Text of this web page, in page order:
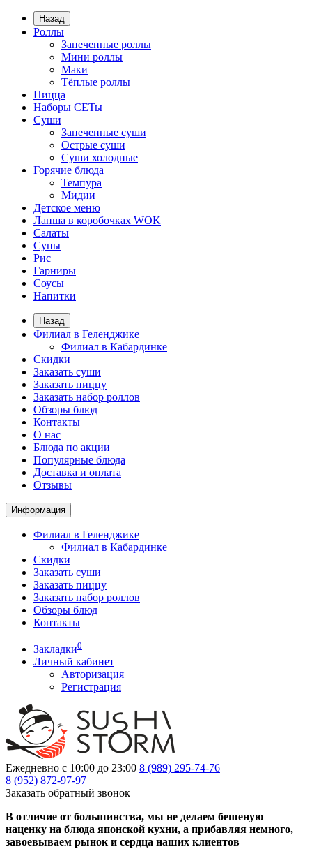
Назад
Роллы
Запеченные роллы
Мини роллы
Маки
Тёплые роллы
Пицца
Наборы СЕТы
Суши
Запеченные суши
Острые суши
Суши холодные
Горячие блюда
Темпура
Мидии
Детское меню
Лапша в коробочках WOK
Салаты
Супы
Рис
Гарниры
Соусы
Напитки
Назад
Филиал в Геленджике
Филиал в Кабардинке
Скидки
Заказать суши
Заказать пиццу
Заказать набор роллов
Обзоры блюд
Контакты
О нас
Блюда по акции
Популярные блюда
Доставка и оплата
Отзывы
Информация
Филиал в Геленджике
Филиал в Кабардинке
Скидки
Заказать суши
Заказать пиццу
Заказать набор роллов
Обзоры блюд
Контакты
Закладки0
Личный кабинет
Авторизация
Регистрация
Ежедневно с 10:00 до 23:00 8 (989) 295-74-76
8 (952) 872-97-97
Заказать обратный звонок
В отличие от большинства, мы не делаем бешеную
наценку на блюда японской кухни, а прибавляя немного,
завоевываем рынок и сердца наших клиентов